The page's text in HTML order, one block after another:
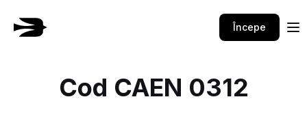
Începe
Cod CAEN 0312